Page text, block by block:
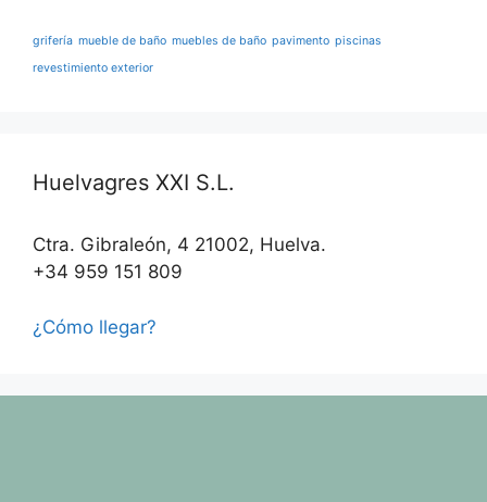
grifería mueble de baño muebles de baño pavimento piscinas
revestimiento exterior
Huelvagres XXI S.L.
Ctra. Gibraleón, 4 21002, Huelva.
+34 959 151 809
¿Cómo llegar?